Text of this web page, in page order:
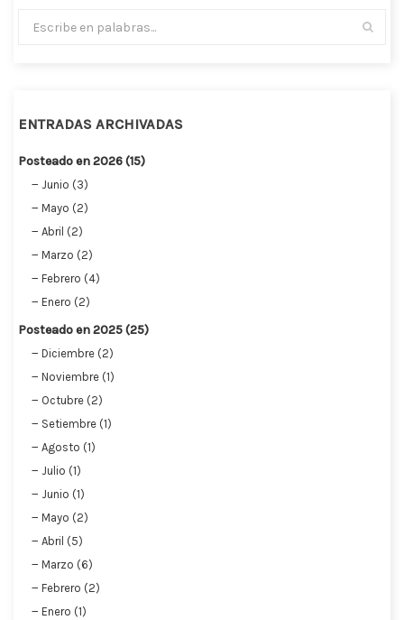
ENTRADAS ARCHIVADAS
Posteado en 2026 (15)
Junio (3)
Mayo (2)
Abril (2)
Marzo (2)
Febrero (4)
Enero (2)
Posteado en 2025 (25)
Diciembre (2)
Noviembre (1)
Octubre (2)
Setiembre (1)
Agosto (1)
Julio (1)
Junio (1)
Mayo (2)
Abril (5)
Marzo (6)
Febrero (2)
Enero (1)